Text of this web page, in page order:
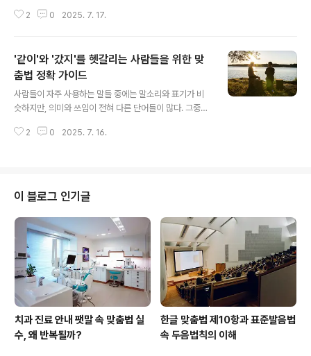
달하기 위해 정기적으로 제작되고 뿌려진다. 이 전단지들
와 강조 문장을 사용한다. 그런데 이러한 문구 속에서 언뜻
보기엔 사소해 보일 수 있는 맞춤법 오류가 자주 발견된다.
부동산 광고는 단지 공간 정보를 전달하는 데 그치지 않는
다. 광고 문장 하나하나는 매물의 가치뿐 아니라 중개인의
신뢰도를 함께 표현한다. 전단지에 오자가 포함되어 있거
나, 기본적인 맞춤법이 틀려 있을 경우, 소비자는 물건의 품
2 0 2025. 7. 17.
'같이'와 '갔지'를 헷갈리는 사람들을 위한 맞
춤법 정확 가이드
사람들이 자주 사용하는 말들 중에는 말소리와 표기가 비
슷하지만, 의미와 쓰임이 전혀 다른 단어들이 많다. 그중에
둘은 발음상 큰 차이가 없어 구어체로 빠르게 말할 때는 거
번하게 목격된다.이러한 맞춤법 오류는 단순한 철자 착오
를 넘어서, 문장의 의미 전달을 왜곡시키는 문제로 이어진
다. '같이 갔지'와 '같이 갔지?'처럼 일견 비슷해 보이는 문
장도, 글자 하나가 달라질 때 문장의 논리와 전달력이 달라
지게 된다. 특히 블로그나 SNS에서 글을 자주 쓰는 사람이
라면 이런 오류는 자..
2 0 2025. 7. 16.
이 블로그 인기글
치과 진료 안내 팻말 속 맞춤법 실
수, 왜 반복될까?
한글 맞춤법 제10항과 표준발음법
속 두음법칙의 이해